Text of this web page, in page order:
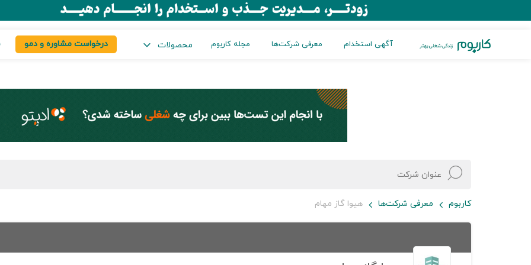
آگهی استخدام معرفی شرکت‌ها مجله کاربوم محصولات درخواست مشاوره و دمو
کاربوم معرفی شرکت‌ها هیوا گاز مهام